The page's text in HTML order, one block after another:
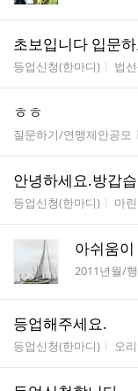
초보입니다 입문
게시판명
등업신청(한마디) 작
법
ㅎㅎ
게시판명
질문하기/연맹제안공모
안녕하세요.방갑
게시판명
등업신청(한마디) 작
마
아쉬움
게시판명
2011년월/
등업해주세요.
게시판명
등업신청(한마디) 작
오